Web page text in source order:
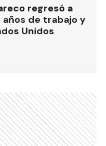
regresó a
de trabajo y
Unidos